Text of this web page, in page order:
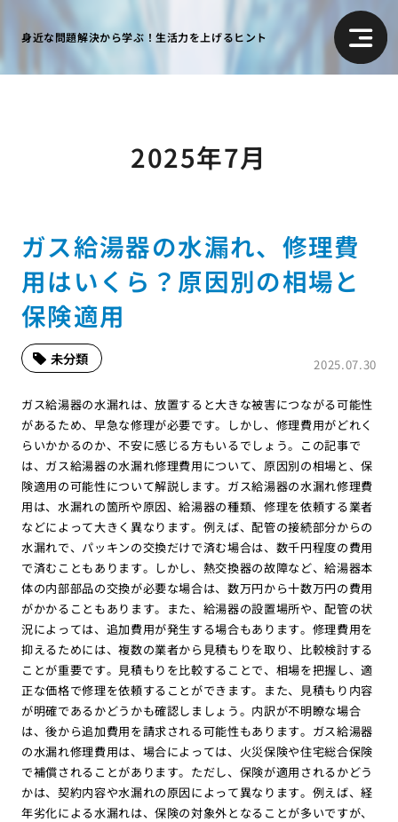
身近な問題解決から学ぶ！生活力を上げるヒント
2025年7月
ガス給湯器の水漏れ、修理費
用はいくら？原因別の相場と
保険適用
2025.07.30
未分類
ガス給湯器の水漏れは、放置すると大きな被害につながる可能性
があるため、早急な修理が必要です。しかし、修理費用がどれく
らいかかるのか、不安に感じる方もいるでしょう。この記事で
は、ガス給湯器の水漏れ修理費用について、原因別の相場と、保
険適用の可能性について解説します。ガス給湯器の水漏れ修理費
用は、水漏れの箇所や原因、給湯器の種類、修理を依頼する業者
などによって大きく異なります。例えば、配管の接続部分からの
水漏れで、パッキンの交換だけで済む場合は、数千円程度の費用
で済むこともあります。しかし、熱交換器の故障など、給湯器本
体の内部部品の交換が必要な場合は、数万円から十数万円の費用
がかかることもあります。また、給湯器の設置場所や、配管の状
況によっては、追加費用が発生する場合もあります。修理費用を
抑えるためには、複数の業者から見積もりを取り、比較検討する
ことが重要です。見積もりを比較することで、相場を把握し、適
正な価格で修理を依頼することができます。また、見積もり内容
が明確であるかどうかも確認しましょう。内訳が不明瞭な場合
は、後から追加費用を請求される可能性もあります。ガス給湯器
の水漏れ修理費用は、場合によっては、火災保険や住宅総合保険
で補償されることがあります。ただし、保険が適用されるかどう
かは、契約内容や水漏れの原因によって異なります。例えば、経
年劣化による水漏れは、保険の対象外となることが多いですが、